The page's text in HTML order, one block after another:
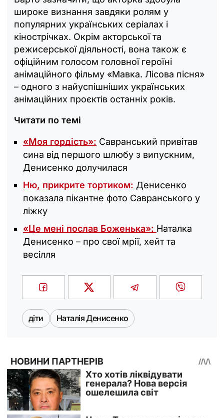
широке визнання завдяки ролям у
популярних українських серіалах і
кінострічках. Окрім акторської та
режисерської діяльності, вона також є
офіційним голосом головної героїні
анімаційного фільму «Мавка. Лісова пісня»
– одного з найуспішніших українських
анімаційних проєктів останніх років.
Читати по темі
«Моя гордість»: Савранський привітав
сина від першого шлюбу з випускним,
Денисенко долучилася
Ню, прикрите тортиком: Денисенко
показала пікантне фото Савранського у
ліжку
«Це мені послав Боженька»: Наталка
Денисенко – про свої мрії, хейт та
весілля
діти Наталія Денисенко